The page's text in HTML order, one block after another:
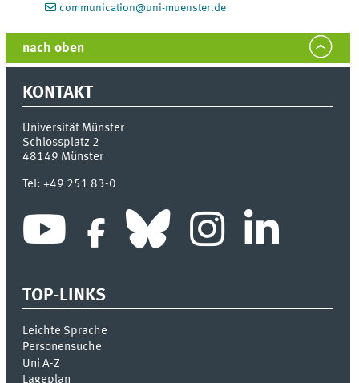
communication@uni-muenster.de
nach oben
KONTAKT
Universität Münster
Schlossplatz 2
48149 Münster
Tel:+49 251 83-0
TOP-LINKS
Leichte Sprache
Personensuche
Uni A-Z
Lageplan